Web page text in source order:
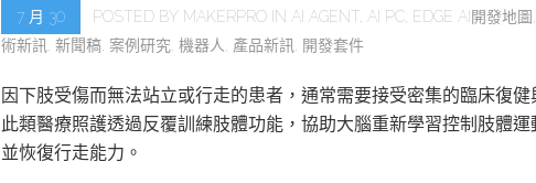
7 月 30 POSTED BY MAKERPRO IN AI AGENT AI PC EDGE AI開發地圖
術新訊 新聞稿 案例研究 機器人 產品新訊 開發套件
因下肢受傷而無法站立或行走的患者，通常需要接受密集的臨床復健
此類醫療照護透過反覆訓練肢體功能，協助大腦重新學習控制肢體
並恢復行走能力。